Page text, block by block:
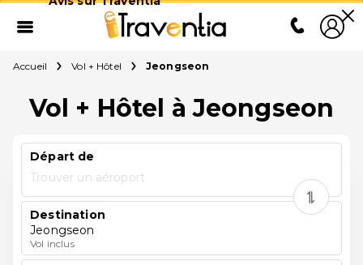
Accueil Vol + Hôtel Jeongseon
Vol + Hôtel à Jeongseon
Départ de
Trouver un aéroport
Destination
Jeongseon
Vol inclus